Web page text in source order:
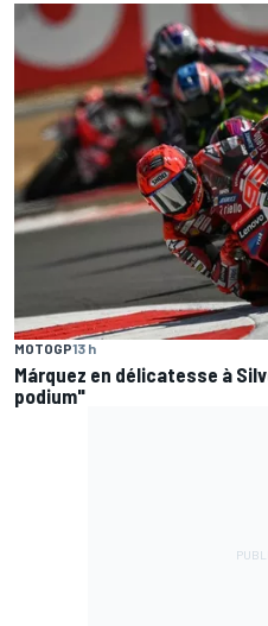
MOTOGP13 h
Márquez en délicatesse à
podium"